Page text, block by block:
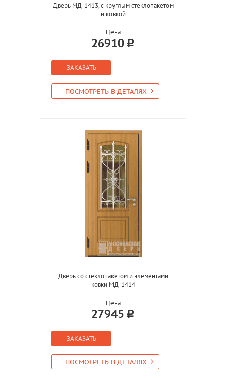
Дверь МД-1413, с круглым стеклопакетом
и ковкой
Цена
26910
ЗАКАЗАТЬ
ПОСМОТРЕТЬ В ДЕТАЛЯХ
Дверь со стеклопакетом и элементами
ковки МД-1414
Цена
27945
ЗАКАЗАТЬ
ПОСМОТРЕТЬ В ДЕТАЛЯХ